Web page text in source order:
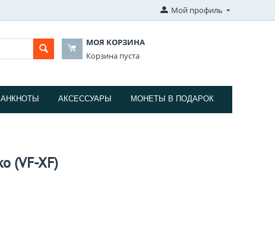
Мой профиль
МОЯ КОРЗИНА
Корзина пуста
АКСЕССУАРЫ МОНЕТЫ В ПОДАРОК
(VF-XF)